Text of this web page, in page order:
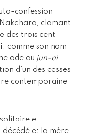
confession
clamant
des trois cent
, comme son nom
ode au jun-ai
d’un des casses
contemporaine
solitaire et
décédé et la mère